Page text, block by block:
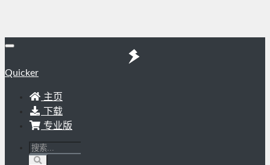
Quicker
主页
下载
专业版